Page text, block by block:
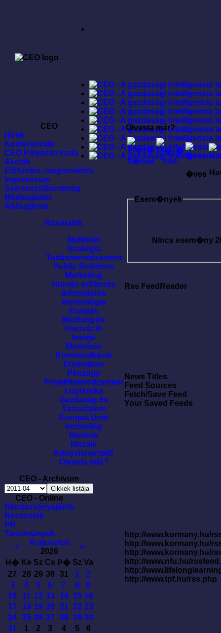
CEO
Hírek
Konferenciák
CEO Pályázati Iroda
Akciók
Elõfizetés, megrendelés
Impresszum
Szerkesztõbizottság
Médiaajánlat
Állásajánlat
Rovataink
Melléklet
Stratégia
Tudásmenedzsment
Public Relations
Marketing
Humán erõforrás
Információs
technológia
Kutatás
Minõség és
Innováció
Interjú
Motíváció
Kommunikáció
Eredetiben
Pénzügy
Projektmenedzsment
Logisztika
Gazdaság és
Társadalom
Európai Unió
Irodavilág
História
Mozaik
Könyvismertetõ
Olvasta már?
CEO - Archivum
CEO - Online
Rendezvényajánló
Recenziók
PR
Tanulmányok
<
Augusztus
2026
>
H� Ke Sz Cs P� Sz Va
27
28 29 30 31 1
2
3
4 5 6 7 8
9
10
11 12 13 14 15 16
17
18 19 20 21 22 23
24
25 26 27 28 29 30
31
1 2 3 4 5
6
Olvasta már?
�ves
Esem�nyek
Nincs esem�ny
Rss FeedReader
News Titles
Feed Sources
Fetch/Save Feed
Your Saved Feeds
http://www.kormany.hu/
http://www.kormany.hu/
http://www.kormany.hu/
http://www.nfu.hu/
http://
http://www.tpf.hu/rss.php